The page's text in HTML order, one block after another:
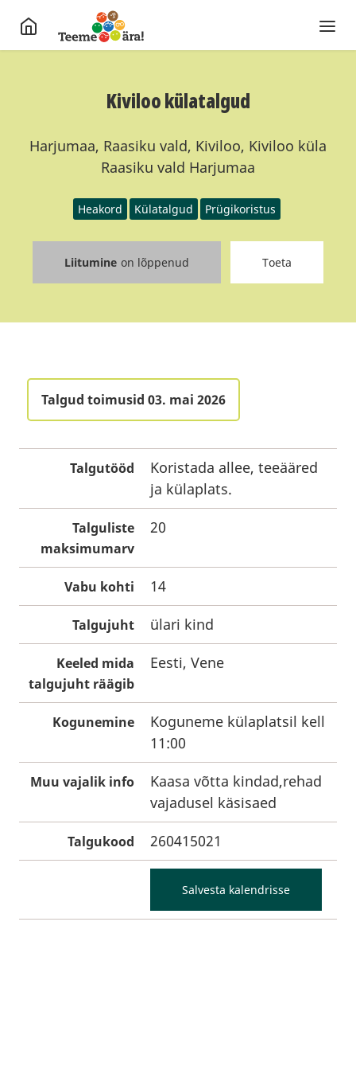
Kiviloo külatalgud
Harjumaa, Raasiku vald, Kiviloo, Kiviloo küla
Raasiku vald Harjumaa
Heakord Külatalgud Prügikoristus
Liitumine on lõppenud Toeta
Talgud toimusid 03. mai 2026
Talgutööd
Koristada allee, teeääred
ja külaplats.
Talguliste
maksimumarv
20
Vabu kohti 14
Talgujuht ülari kind
Keeled mida
talgujuht räägib
Eesti, Vene
Kogunemine
Koguneme külaplatsil kell
11:00
Muu vajalik info
Kaasa võtta kindad,rehad
vajadusel käsisaed
Talgukood 260415021
Salvesta kalendrisse